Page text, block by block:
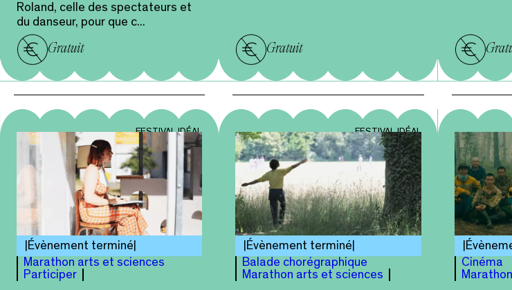
Roland, celle des spectateurs et
du danseur, pour que c...
Gratuit Gratuit
FESTIVAL IDÉAL
Évènement terminé
Marathon arts et sciences
Participer
FESTIVAL IDÉAL
Évènement terminé
Balade chorégraphique
Marathon arts et sciences
Cinéma